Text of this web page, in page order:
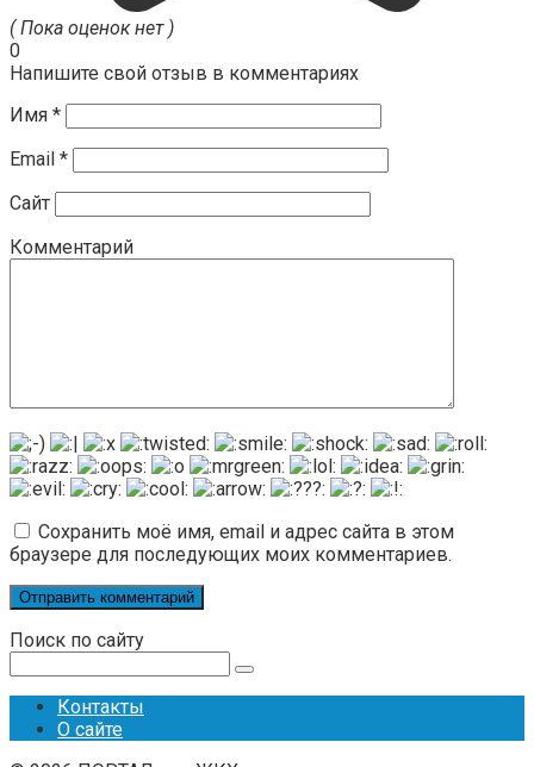
( Пока оценок нет )
0
Напишите свой отзыв в комментариях
Имя *
Email *
Сайт
Комментарий
Сохранить моё имя, email и адрес сайта в этом
браузере для последующих моих комментариев.
Поиск по сайту
Контакты
О сайте